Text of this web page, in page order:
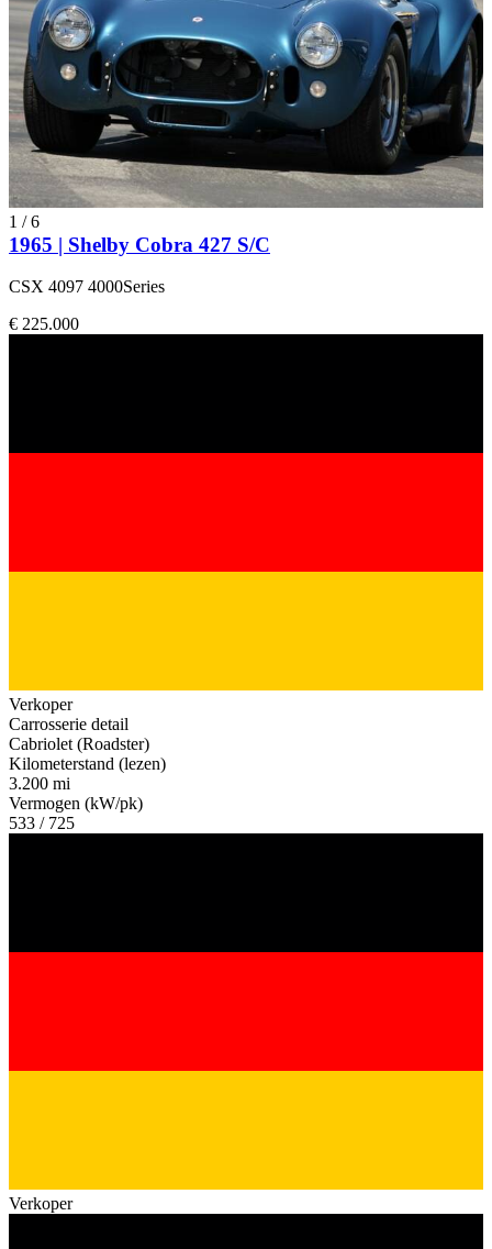
1 /6
1965 | Shelby Cobra 427 S/C
CSX 4097 4000Series
€ 225.000
Verkoper
Carrosserie detail
Cabriolet (Roadster)
Kilometerstand (lezen)
3.200 mi
Vermogen (kW/pk)
533 / 725
Verkoper